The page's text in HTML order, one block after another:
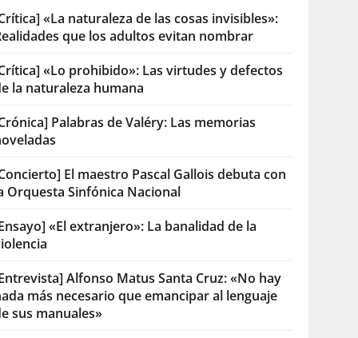
«La naturaleza de las cosas invisibles»:
que los adultos evitan nombrar
«Lo prohibido»: Las virtudes y defectos
la naturaleza humana
Palabras de Valéry: Las memorias
El maestro Pascal Gallois debuta con
Orquesta Sinfónica Nacional
«El extranjero»: La banalidad de la
Alfonso Matus Santa Cruz: «No hay
más necesario que emancipar al lenguaje
sus manuales»